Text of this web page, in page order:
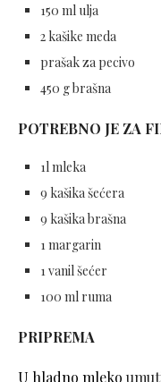
150 ml ulja
2 kašike meda
prašak za pecivo
450 g brašna
POTREBNO JE ZA
1l mleka
9 kašika šećera
9 kašika brašna
1 margarin
1 vanil šećer
100 ml ruma
PRIPREMA
U hladno mleko